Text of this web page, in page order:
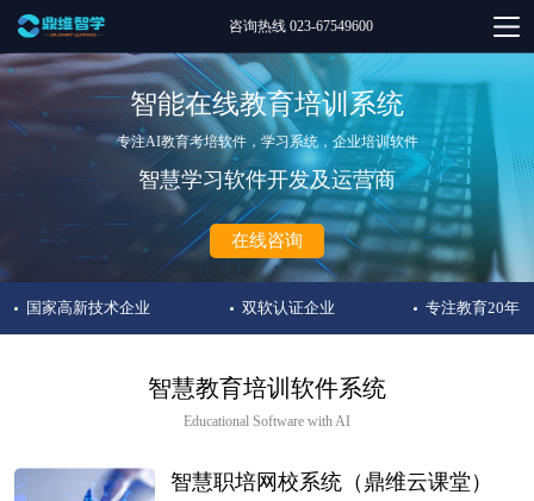
咨询热线 023-67549600
智能在线教育培训系统
专注AI教育考培软件，学习系统，企业培训软件
智慧学习软件开发及运营商
在线咨询
国家高新技术企业 双软认证企业 专注教育20年
智慧教育培训软件系统
Educational Software with AI
智慧职培网校系统（鼎维云课堂）